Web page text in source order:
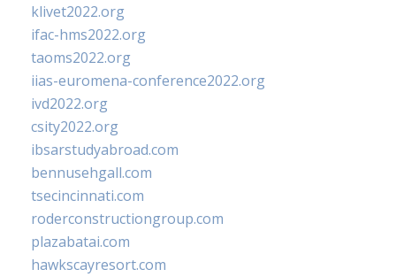
klivet2022.org
ifac-hms2022.org
taoms2022.org
iias-euromena-conference2022.org
ivd2022.org
csity2022.org
ibsarstudyabroad.com
bennusehgall.com
tsecincinnati.com
roderconstructiongroup.com
plazabatai.com
hawkscayresort.com